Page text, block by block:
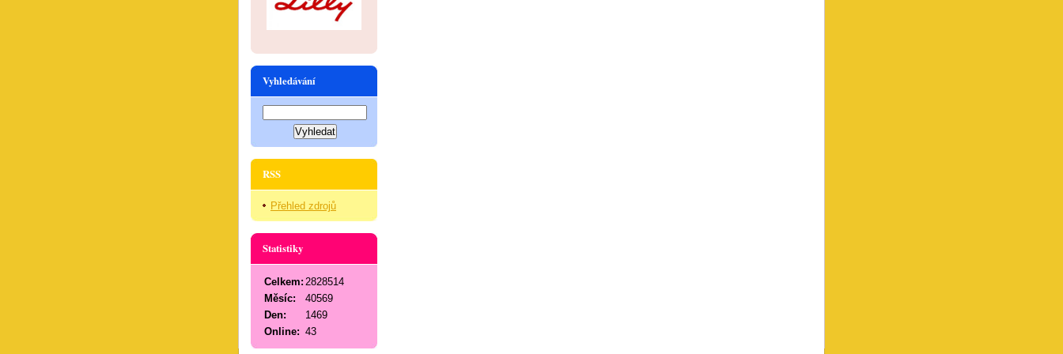
Vyhledávání
RSS
Přehled zdrojů
Statistiky
Online: 43
Celkem: 2828514
Měsíc:
40569
Den:
1469